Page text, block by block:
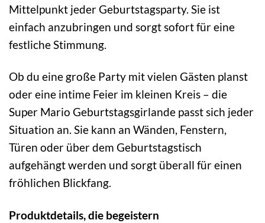
Mittelpunkt jeder Geburtstagsparty. Sie ist
einfach anzubringen und sorgt sofort für eine
festliche Stimmung.
Ob du eine große Party mit vielen Gästen planst
oder eine intime Feier im kleinen Kreis – die
Super Mario Geburtstagsgirlande passt sich jeder
Situation an. Sie kann an Wänden, Fenstern,
Türen oder über dem Geburtstagstisch
aufgehängt werden und sorgt überall für einen
fröhlichen Blickfang.
Produktdetails, die begeistern